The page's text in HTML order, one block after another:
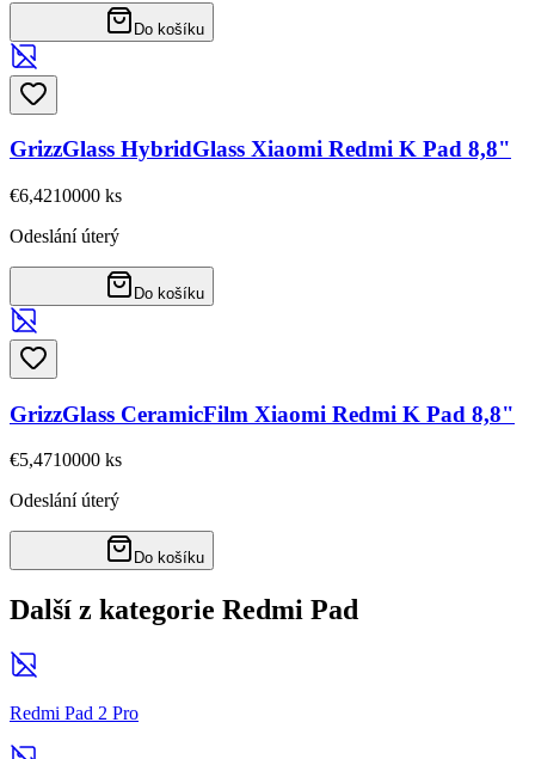
Do košíku
GrizzGlass HybridGlass Xiaomi Redmi K Pad 8,8"
€6,4210000 ks
Odeslání úterý
Do košíku
GrizzGlass CeramicFilm Xiaomi Redmi K Pad 8,8"
€5,4710000 ks
Odeslání úterý
Do košíku
Další z kategorie Redmi Pad
Redmi Pad 2 Pro